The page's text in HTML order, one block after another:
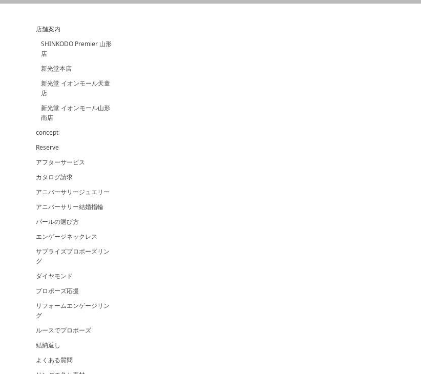
店舗案内
SHINKODO Premier 山形
店
新光堂本店
新光堂 イオンモール天童
店
新光堂 イオンモール山形
南店
concept
Reserve
アフターサービス
カタログ請求
アニバーサリージュエリー
アニバーサリー結婚指輪
パールの選び方
エンゲージネックレス
サプライズプロポーズリン
グ
ダイヤモンド
プロポーズ応援
リフォームエンゲージリン
グ
ルースでプロポーズ
結納返し
よくある質問